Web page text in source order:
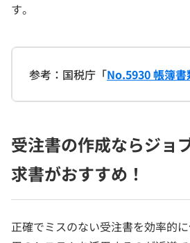
す。
参考：国税庁「No.5930 帳簿
受注書の作成ならジョ
求書がおすすめ！
正確でミスのない受注書を効率的